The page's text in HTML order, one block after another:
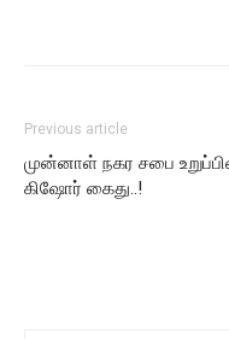
Previous article
முன்னாள் நகர சபை
கிஷோர் கைது..!